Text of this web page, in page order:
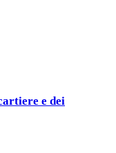
e dei